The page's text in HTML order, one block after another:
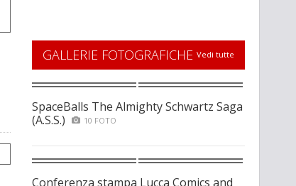
GALLERIE FOTOGRAFICHE Vedi tutte
SpaceBalls The Almighty Schwartz Saga
(A.S.S.)
10 FOTO
Conferenza stampa Lucca Comics and